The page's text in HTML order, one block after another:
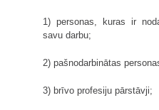
1) personas, kuras ir
savu darbu;
2) pašnodarbinātas
3) brīvo profesiju pārstāvji;